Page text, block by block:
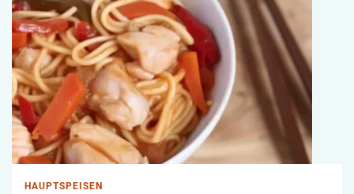
HAUPTSPEISEN